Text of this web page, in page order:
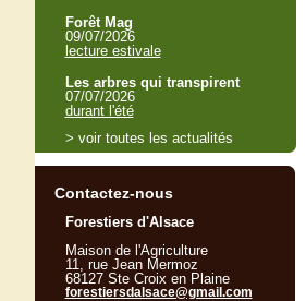
Forêt Mag
09/07/2026
lecture estivale
Les arbres qui transpirent
07/07/2026
durant l'été
> voir toutes les actualités
Contactez-nous
Forestiers d'Alsace
Maison de l'Agriculture
11, rue Jean Mermoz
68127 Ste Croix en Plaine
forestiersdalsace@gmail.com